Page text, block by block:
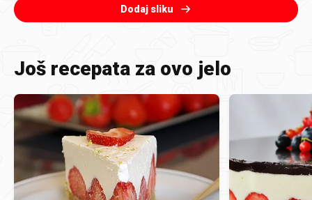
Dodaj sliku
Još recepata za ovo jelo